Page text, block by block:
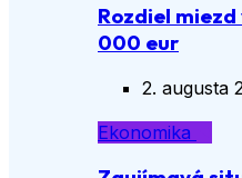
Rozdiel miezd
000 eur
2. augusta
Ekonomika